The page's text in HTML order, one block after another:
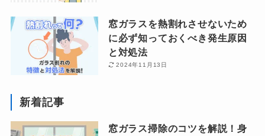
窓ガラスを熱割れさせないため
に必ず知っておくべき発生原因
と対処法
2024年11月13日
新着記事
窓ガラス掃除のコツを解説！身